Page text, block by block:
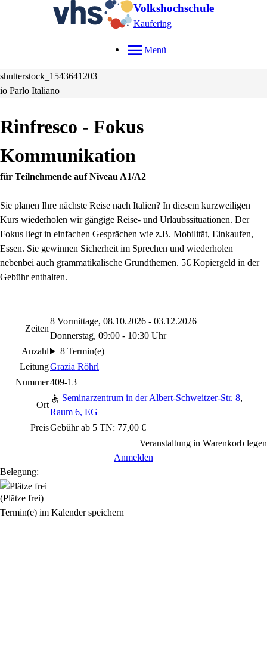
Volkshochschule
Kaufering
Menü
shutterstock_1543641203
io Parlo Italiano
Rinfresco - Fokus
Kommunikation
für Teilnehmende auf Niveau A1/A2
Sie planen Ihre nächste Reise nach Italien? In diesem kurzweiligen
Kurs wiederholen wir gängige Reise- und Urlaubssituationen. Der
Fokus liegt in einfachen Gesprächen wie z.B. Mobilität, Einkaufen,
Essen. Sie gewinnen Sicherheit im Sprechen und wiederholen
nebenbei auch grammatikalische Grundthemen. 5€ Kopiergeld in der
Gebühr enthalten.
Zeiten
8 Vormittage, 08.10.2026 - 03.12.2026
Donnerstag, 09:00 - 10:30 Uhr
Anzahl
8 Termin(e)
LeitungGrazia Röhrl
Nummer409-13
Ort
Seminarzentrum in der Albert-Schweitzer-Str. 8,
Raum 6, EG
PreisGebühr ab 5 TN: 77,00 €
Veranstaltung in Warenkorb legen
Anmelden
Belegung:
(Plätze frei)
Termin(e) im Kalender speichern